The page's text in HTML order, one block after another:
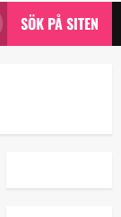
SÖK PÅ SITEN